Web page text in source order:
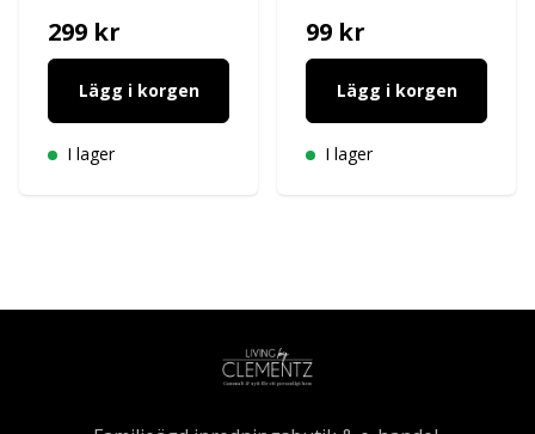
299 kr
Lägg i korgen
I lager
99 kr
Lägg i korgen
I lager